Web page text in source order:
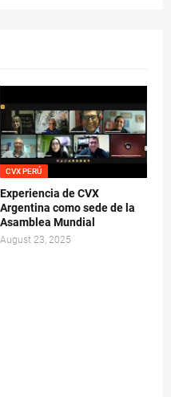
CVX PERÚ
Experiencia de CVX
Argentina como sede de la
Asamblea Mundial
August 23, 2025